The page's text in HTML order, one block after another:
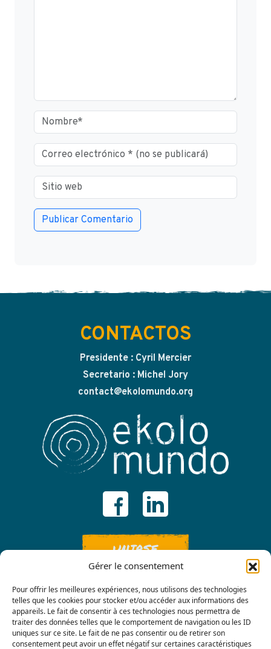
Gérer le consentement
Pour offrir les meilleures expériences, nous utilisons des technologies
telles que les cookies pour stocker et/ou accéder aux informations des
appareils. Le fait de consentir à ces technologies nous permettra de
traiter des données telles que le comportement de navigation ou les ID
uniques sur ce site. Le fait de ne pas consentir ou de retirer son
consentement peut avoir un effet négatif sur certaines caractéristiques
CONTACTOS
Presidente : Cyril Mercier
Secretario : Michel Jory
contact@ekolomundo.org
UNIRSE